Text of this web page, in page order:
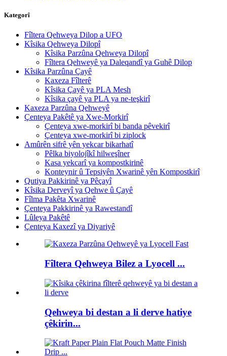
Kategorî
Fîltera Qehweya Dilop a UFO
Kîsika Qehweya Dilopî
Kîsika Parzûna Qehweya Dilopî
Fîltera Qehweyê ya Daleqandî ya Guhê Dilop
Kîsika Parzûna Çayê
Kaxeza Fîlterê
Kîsika Çayê ya PLA Mesh
Kîsika çayê ya PLA ya ne-teşkirî
Kaxeza Parzûna Qehweyê
Çenteya Pakêtê ya Xwe-Morkirî
Çenteya xwe-morkirî bi banda pêvekirî
Çenteya xwe-morkirî bi ziplock
Amûrên sifrê yên yekcar bikarhatî
Pêlka biyolojîkî hilweşîner
Kasa yekcarî ya kompostkirinê
Konteynir û Tepsiyên Xwarinê yên Kompostkirî
Qutiya Pakkirinê ya Pêçayî
Kîsika Derveyî ya Qehwe û Çayê
Fîlma Pakêta Xwarinê
Çenteya Pakkirinê ya Rawestandî
Lûleya Pakêtê
Çenteya Kaxezî ya Diyariyê
Fîltera Qehweya Bilez a Lyocell ...
Qehweya bi destan a li derve hatiye
çêkirin...